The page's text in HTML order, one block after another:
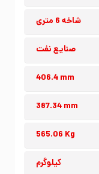
شاخه 6 متری
صنایع نفت
406.4 mm
387.34 mm
565.06 Kg
کیلوگرم